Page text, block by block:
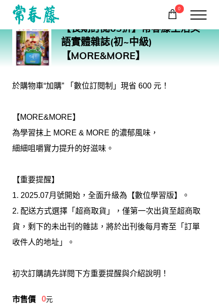
回常春藤首頁
0
購物車
【長期訂閱65折】常春藤生活英
語實體雜誌(初~中級)
【MORE&MORE】
於購物車“加購” 「數位訂閱制」現省 600 元！
【MORE&MORE】
為學習抹上 MORE & MORE 的濃郁風味，
細細咀嚼實力提升的好滋味。
【重要提醒】
1. 2025.07月號開始，全面升級為【數位學習版】。
2. 配送方式選擇「超商取貨」，僅第一次出貨至超商取
貨，剩下的未出刊的雜誌，將於出刊後每月寄至「訂單
收件人的地址」。
初次訂購請先詳閱下方重要提醒與介紹說明！
市售價 0元